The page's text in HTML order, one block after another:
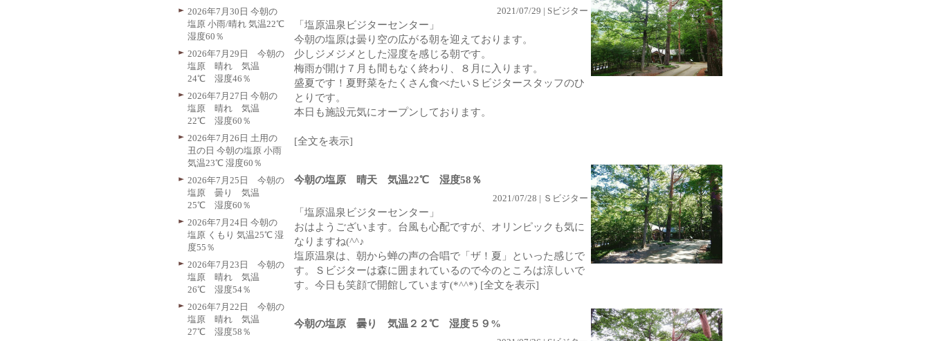
2021/07/29 | Sビジター
「塩原温泉ビジターセンター」
今朝の塩原は曇り空の広がる朝を迎えております。
少しジメジメとした湿度を感じる朝です。
梅雨が開け７月も間もなく終わり、８月に入ります。
盛夏です！夏野菜をたくさん食べたいＳビジタースタッフのひ
とりです。
本日も施設元気にオープンしております。
[全文を表示]
今朝の塩原 晴天 気温22℃ 湿度58％
2021/07/28 | Ｓビジター
「塩原温泉ビジターセンター」
おはようございます。台風も心配ですが、オリンピックも気に
なりますね(^^♪
塩原温泉は、朝から蝉の声の合唱で「ザ！夏」といった感じで
す。Ｓビジターは森に囲まれているので今のところは涼しいで
す。今日も笑顔で開館しています(*^^*) [全文を表示]
今朝の塩原 曇り 気温２２℃ 湿度５９%
2026年7月30日 今朝の
塩原 小雨/晴れ 気温22℃
湿度60％
2026年7月29日 今朝の
塩原 晴れ 気温
24℃ 湿度46％
2026年7月27日 今朝の
塩原 晴れ 気温
22℃ 湿度60％
2026年7月26日 土用の
丑の日 今朝の塩原 小雨
気温23℃ 湿度60％
2026年7月25日 今朝の
塩原 曇り 気温
25℃ 湿度60％
2026年7月24日 今朝の
塩原 くもり 気温25℃ 湿
度55％
2026年7月23日 今朝の
塩原 晴れ 気温
26℃ 湿度54％
2026年7月22日 今朝の
塩原 晴れ 気温
27℃ 湿度58％